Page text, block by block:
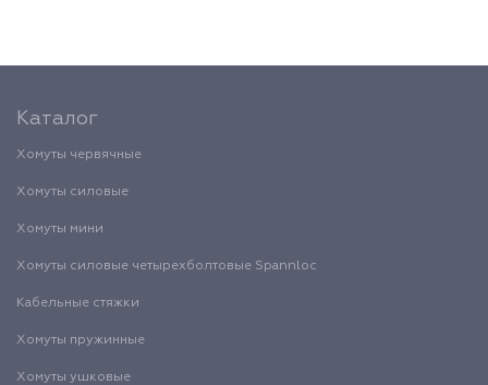
Каталог
Хомуты червячные
Хомуты силовые
Хомуты мини
Хомуты силовые четырехболтовые Spannloc
Кабельные стяжки
Хомуты пружинные
Хомуты ушковые